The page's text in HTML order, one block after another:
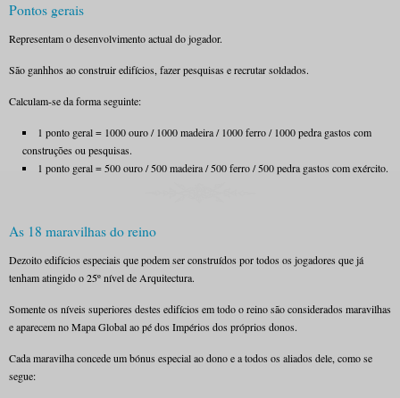
Pontos gerais
Representam o desenvolvimento actual do jogador.
São ganhhos ao construir edifícios, fazer pesquisas e recrutar soldados.
Calculam-se da forma seguinte:
1 ponto geral = 1000 ouro / 1000 madeira / 1000 ferro / 1000 pedra gastos com
construções ou pesquisas.
1 ponto geral = 500 ouro / 500 madeira / 500 ferro / 500 pedra gastos com exército.
As 18 maravilhas do reino
Dezoito edifícios especiais que podem ser construídos por todos os jogadores que já
tenham atingido o 25º nível de Arquitectura.
Somente os níveis superiores destes edifícios em todo o reino são considerados maravilhas
e aparecem no Mapa Global ao pé dos Impérios dos próprios donos.
Cada maravilha concede um bónus especial ao dono e a todos os aliados dele, como se
segue: